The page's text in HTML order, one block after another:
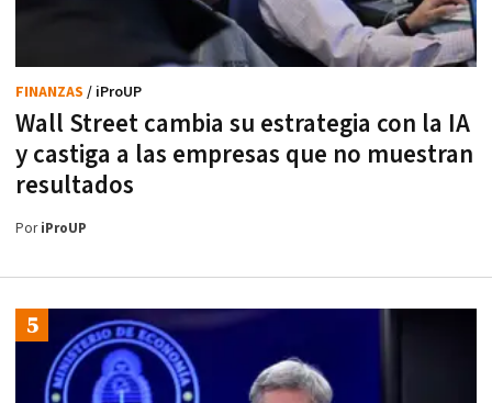
Wall Street cambia su estrategia con la IA
y castiga a las empresas que no muestran
resultados
FINANZAS / iProUP
PoriProUP